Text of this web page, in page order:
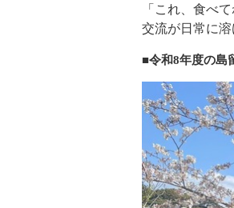
「これ、食べ
交流が日常に溶
■令和8年度の島